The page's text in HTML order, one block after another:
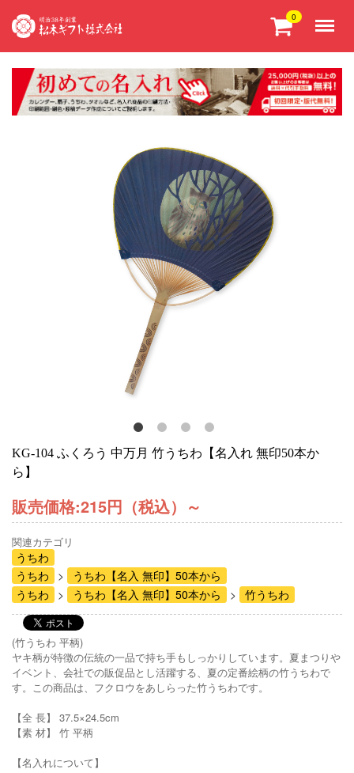
0
KG-104 ふくろう 中万月 竹うちわ【名入れ 無印50本か
ら】
販売価格:215円（税込） ～
関連カテゴリ
うちわ
うちわ
うちわ【名入 無印】50本から
うちわ
うちわ【名入 無印】50本から 竹うちわ
(竹うちわ 平柄)
ヤキ柄が特徴の伝統の一品で持ち手もしっかりしています。夏まつりや
イベント、会社での販促品とし活躍する、夏の定番絵柄の竹うちわで
す。この商品は、フクロウをあしらった竹うちわです。
【全 長】 37.5×24.5cm
【素 材】 竹 平柄
【名入れについて】